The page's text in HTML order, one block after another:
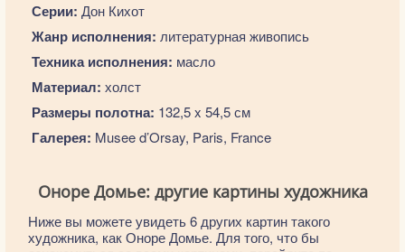
Серии: Дон Кихот
Жанр исполнения: литературная живопись
Техника исполнения: масло
Материал: холст
Размеры полотна: 132,5 x 54,5 см
Галерея: Musee d’Orsay, Paris, France
Оноре Домье: другие картины художника
Ниже вы можете увидеть 6 других картин такого
художника, как Оноре Домье. Для того, что бы